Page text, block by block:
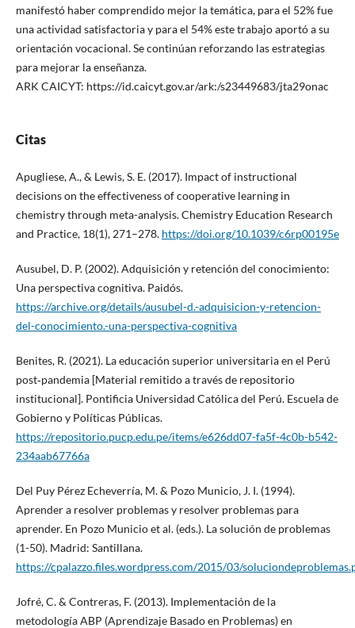
manifestó haber comprendido mejor la temática, para el 52% fue
una actividad satisfactoria y para el 54% este trabajo aportó a su
orientación vocacional. Se continúan reforzando las estrategias
para mejorar la enseñanza.
ARK CAICYT: https://id.caicyt.gov.ar/ark:/s23449683/jta29onac
Citas
Apugliese, A., & Lewis, S. E. (2017). Impact of instructional
decisions on the effectiveness of cooperative learning in
chemistry through meta-analysis. Chemistry Education Research
and Practice, 18(1), 271–278. https://doi.org/10.1039/c6rp00195e
Ausubel, D. P. (2002). Adquisición y retención del conocimiento:
Una perspectiva cognitiva. Paidós.
https://archive.org/details/ausubel-d.-adquisicion-y-retencion-
del-conocimiento.-una-perspectiva-cognitiva
Benites, R. (2021). La educación superior universitaria en el Perú
post‑pandemia [Material remitido a través de repositorio
institucional]. Pontificia Universidad Católica del Perú. Escuela de
Gobierno y Políticas Públicas.
https://repositorio.pucp.edu.pe/items/e626dd07-fa5f-4c0b-b542-
234aab67766a
Del Puy Pérez Echeverría, M. & Pozo Municio, J. I. (1994).
Aprender a resolver problemas y resolver problemas para
aprender. En Pozo Municio et al. (eds.). La solución de problemas
(1-50). Madrid: Santillana.
https://cpalazzo.files.wordpress.com/2015/03/
Jofré, C. & Contreras, F. (2013). Implementación de la
metodología ABP (Aprendizaje Basado en Problemas) en